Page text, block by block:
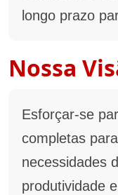
longo prazo
Nossa
Esforçar-se
completas
necessidades
produtividade